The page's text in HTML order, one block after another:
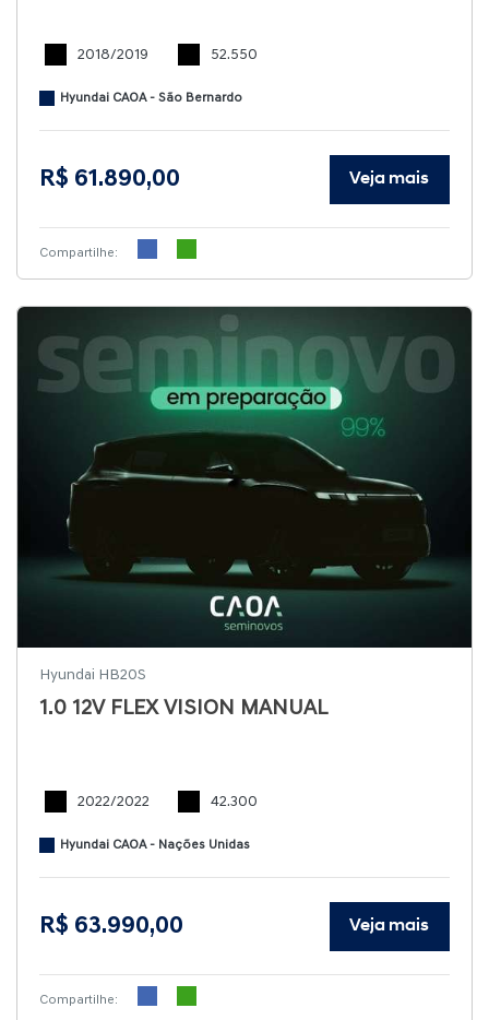
2018/2019 52.550
Hyundai CAOA - São Bernardo
R$ 61.890,00 Veja mais
Compartilhe:
Hyundai HB20S
1.0 12V FLEX VISION MANUAL
2022/2022 42.300
Hyundai CAOA - Nações Unidas
R$ 63.990,00 Veja mais
Compartilhe: